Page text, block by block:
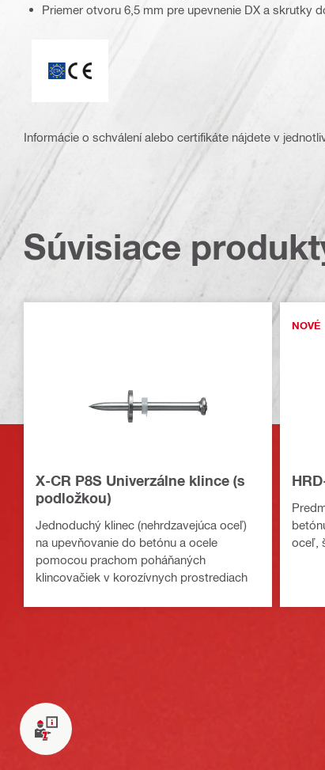
Priemer otvoru 6,5 mm pre upevnenie DX a skrutky
Informácie o schválení alebo certifikáte nájdete v
Súvisiace
X-CR P8S Univerzálne klince (s
podložkou)
Jednoduchý klinec (nehrdzavejúca oceľ)
na upevňovanie do betónu a ocele
pomocou prachom poháňaných
klincovačiek v korozívnych prostrediach
NOVÉ
oceľ,